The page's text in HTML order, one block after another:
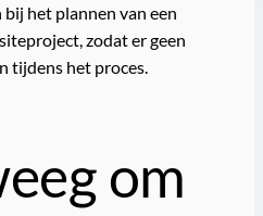
het plannen van een
zodat er geen
tijdens het proces.
om